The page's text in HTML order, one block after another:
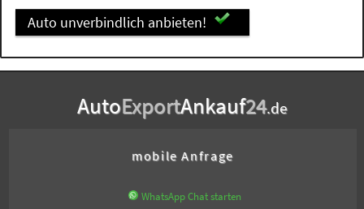
Auto unverbindlich anbieten!
AutoExportAnkauf24.de
mobile Anfrage
WhatsApp Chat starten